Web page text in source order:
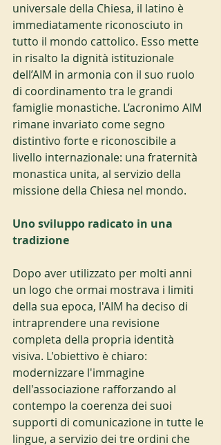
universale della Chiesa, il latino è
immediatamente riconosciuto in
tutto il mondo cattolico. Esso mette
in risalto la dignità istituzionale
dell’AIM in armonia con il suo ruolo
di coordinamento tra le grandi
famiglie monastiche. L’acronimo AIM
rimane invariato come segno
distintivo forte e riconoscibile a
livello internazionale: una fraternità
monastica unita, al servizio della
missione della Chiesa nel mondo.
Uno sviluppo radicato in una
tradizione
Dopo aver utilizzato per molti anni
un logo che ormai mostrava i limiti
della sua epoca, l'AIM ha deciso di
intraprendere una revisione
completa della propria identità
visiva. L'obiettivo è chiaro:
modernizzare l'immagine
dell'associazione rafforzando al
contempo la coerenza dei suoi
supporti di comunicazione in tutte le
lingue, a servizio dei tre ordini che